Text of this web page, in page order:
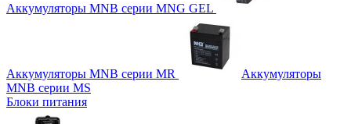
Аккумуляторы MNB серии MNG GEL
Аккумуляторы MNB серии MR
Аккумуляторы
MNB серии MS
Блоки питания